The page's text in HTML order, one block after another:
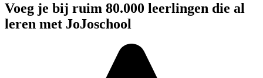
Voeg je bij ruim 80.000 leerlingen die al
leren met JoJoschool